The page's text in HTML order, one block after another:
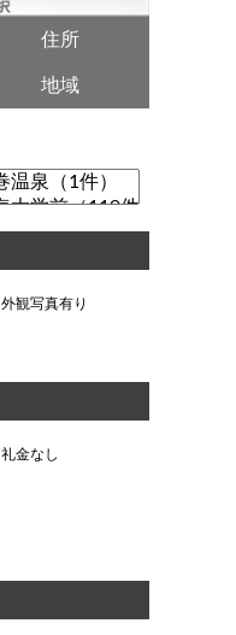
住所
地域
外観写真有り
礼金なし